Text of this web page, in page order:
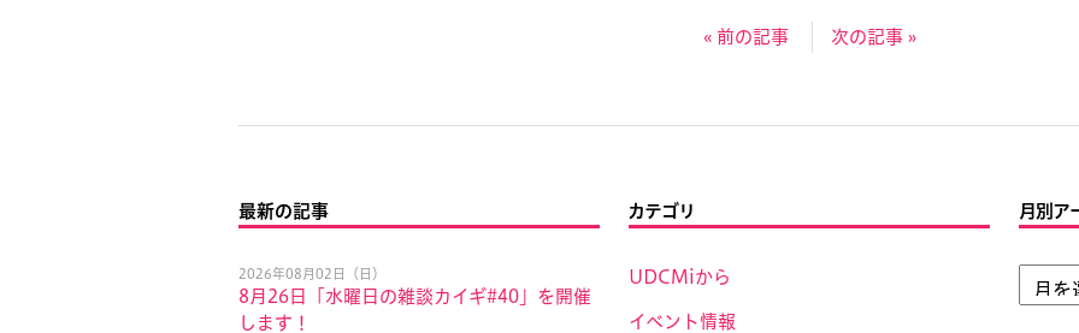
« 前の記事 次の記事 »
最新の記事
2026年08月02日（日）
8月26日「水曜日の雑談カイギ#40」を開催
します！
カテゴリ
UDCMiから
イベント情報
月別ア